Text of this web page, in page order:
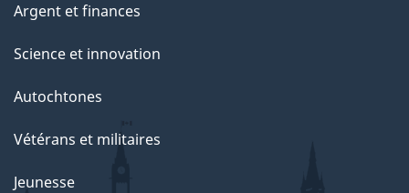
Argent et finances
Science et innovation
Autochtones
Vétérans et militaires
Jeunesse